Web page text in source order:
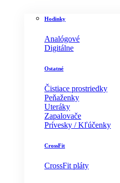
Hodinky
Analógové
Digitálne
Ostatné
Čistiace prostriedky
Peňaženky
Uteráky
Zapalovače
Prívesky / Kľúčenky
CrossFit
CrossFit pláty